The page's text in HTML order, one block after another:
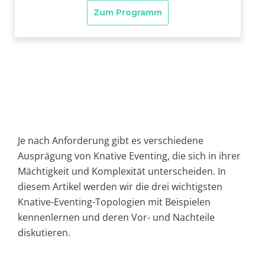
Je nach Anforderung gibt es verschiedene
Ausprägung von Knative Eventing, die sich in ihrer
Mächtigkeit und Komplexität unterscheiden. In
diesem Artikel werden wir die drei wichtigsten
Knative-Eventing-Topologien mit Beispielen
kennenlernen und deren Vor- und Nachteile
diskutieren.